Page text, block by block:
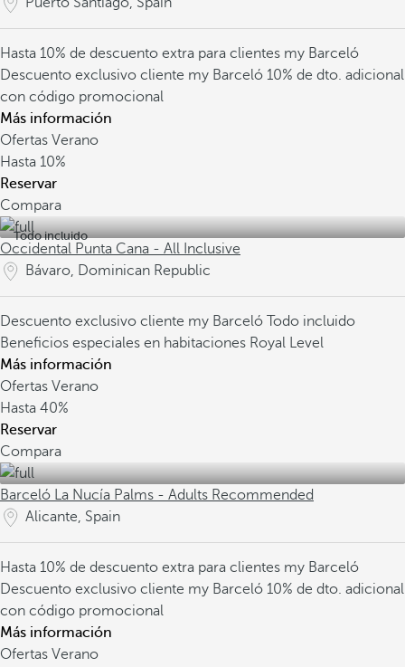
Hasta 10% de descuento extra para clientes my Barceló
Descuento exclusivo cliente my Barceló 10% de dto. adicional
con código promocional
Más información
Ofertas Verano
Hasta 10%
Reservar
Compara
Todo incluido
Occidental Punta Cana - All Inclusive
Bávaro, Dominican Republic
Descuento exclusivo cliente my Barceló Todo incluido
Beneficios especiales en habitaciones Royal Level
Más información
Ofertas Verano
Hasta 40%
Reservar
Compara
Barceló La Nucía Palms - Adults Recommended
Alicante, Spain
Hasta 10% de descuento extra para clientes my Barceló
Descuento exclusivo cliente my Barceló 10% de dto. adicional
con código promocional
Más información
Ofertas Verano